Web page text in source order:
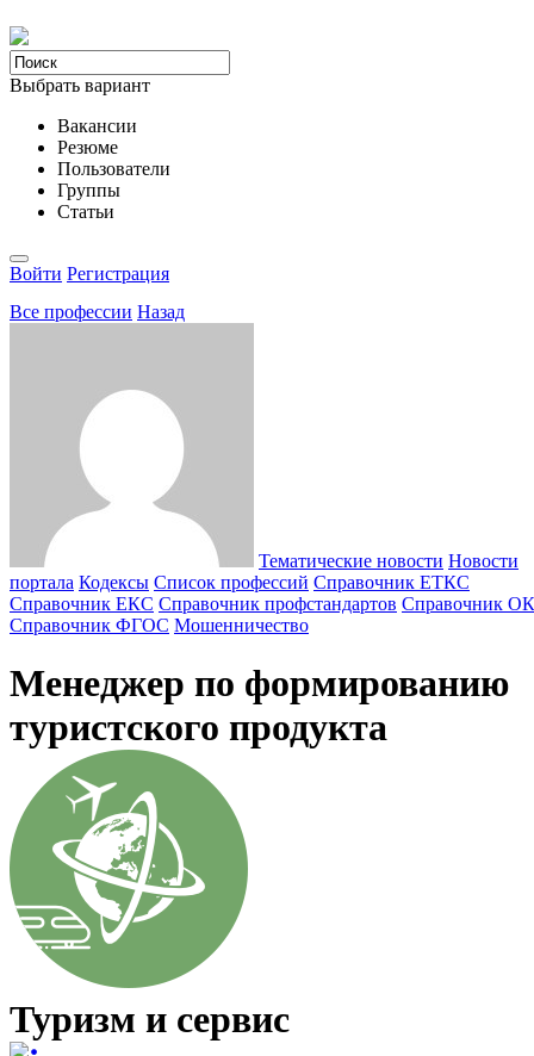
Выбрать вариант
Вакансии
Резюме
Пользователи
Группы
Статьи
Войти Регистрация
Все професcии Назад
Тематические новости Новости
портала Кодексы Cписок профессий Справочник ЕТКС
Справочник ЕКС Справочник профстандартов Справочник
Справочник ФГОС Мошенничество
Менеджер по формированию
туристского продукта
Туризм и сервис